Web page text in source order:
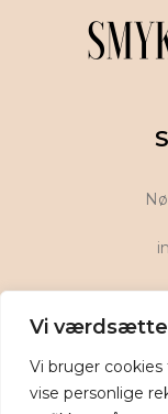
Vi
Vi bruger
vise personlige